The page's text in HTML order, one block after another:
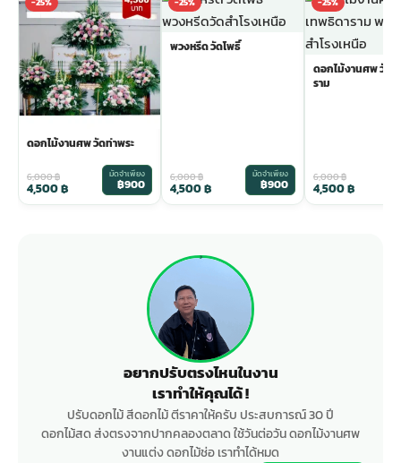
ดอกไม้งานศพ วัดท่าพระ
6,000฿
4,500฿
มัดจำเพียง
฿900
พวงหรีด วัดโพธิ์
6,000฿
4,500฿
มัดจำเพียง
฿900
ดอกไม้งานศพ วัดเ
ราม
6,000฿
4,500฿
อยากปรับตรงไหนในงาน
เราทำให้คุณได้ !
ปรับดอกไม้ สีดอกไม้ ตีราคาให้ครับ ประสบการณ์ 30 ปี
ดอกไม้สด ส่งตรงจากปากคลองตลาด ใช้วันต่อวัน ดอกไม้งานศพ
งานแต่ง ดอกไม้ช่อ เราทำได้หมด